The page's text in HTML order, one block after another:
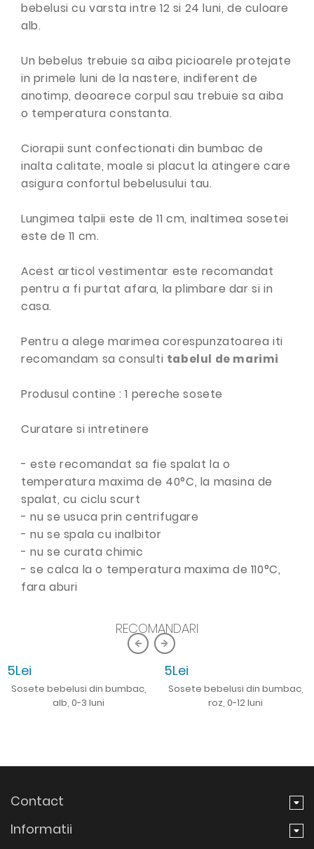
bebelusi cu varsta intre 12 si 24 luni, de culoare
alb.
Un bebelus trebuie sa aiba picioarele protejate
in primele luni de la nastere, indiferent de
anotimp, deoarece corpul sau trebuie sa aiba
o temperatura constanta.
Ciorapii sunt confectionati din bumbac de
inalta calitate, moale si placut la atingere care
asigura confortul bebelusului tau.
Lungimea talpii este de 11 cm, inaltimea sosetei
este de 11 cm.
Acest articol vestimentar este recomandat
pentru a fi purtat afara, la plimbare dar si in
casa.
Pentru a alege marimea corespunzatoarea iti
recomandam sa consulti tabelul de marimi
Produsul contine : 1 pereche sosete
Curatare si intretinere
- este recomandat sa fie spalat la o
temperatura maxima de 40°C, la masina de
spalat, cu ciclu scurt
- nu se usuca prin centrifugare
- nu se spala cu inalbitor
- nu se curata chimic
- se calca la o temperatura maxima de 110°C,
fara aburi
RECOMANDARI
5Lei
Sosete bebelusi din bumbac,
alb, 0-3 luni
5Lei
Sosete bebelusi din bumbac,
roz, 0-12 luni
Contact
Informatii